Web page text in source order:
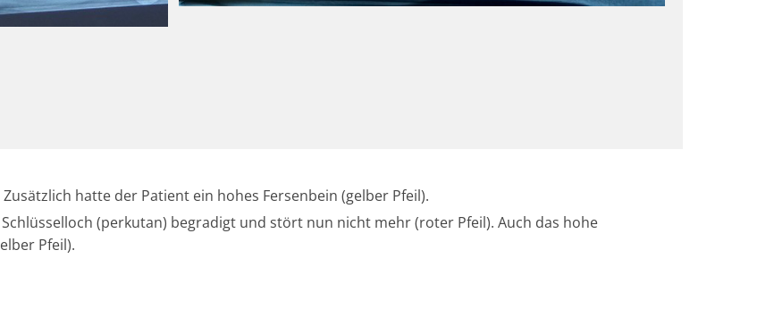
hatte der Patient ein hohes Fersenbein (gelber Pfeil).
(perkutan) begradigt und stört nun nicht mehr (roter Pfeil). Auch das hohe
Pfeil).